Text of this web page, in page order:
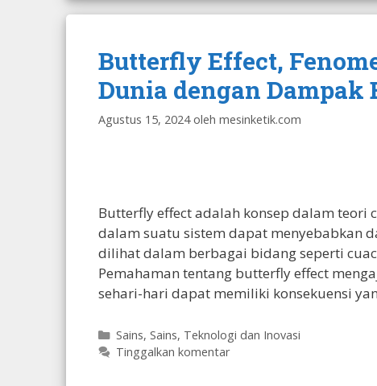
Butterfly Effect,
Dunia dengan Dampak
Agustus 15, 2024 oleh mesinketik.com
Butterfly effect adalah konsep dalam teori
dalam suatu sistem dapat menyebabkan
dilihat dalam berbagai bidang seperti
Pemahaman tentang butterfly effect
sehari-hari dapat memiliki konsekuensi
Kategori
Sains, Sains, Teknologi dan Inovasi
Tinggalkan komentar